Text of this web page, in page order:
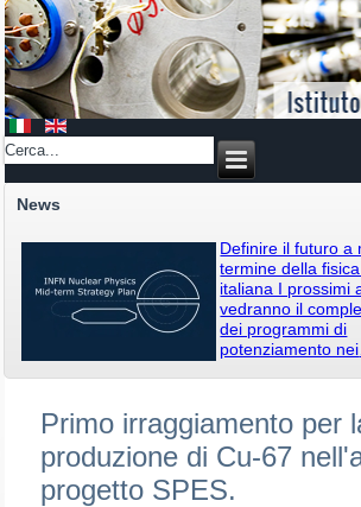
News
Definire il futuro a
termine della
italiana I prossimi
vedranno il
dei programmi di
potenziamento nei
Primo irraggiamento per
produzione di Cu-67
progetto SPES.